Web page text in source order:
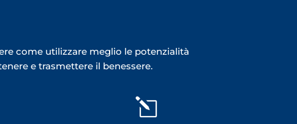
come utilizzare meglio le potenzialità
e trasmettere il benessere.
l